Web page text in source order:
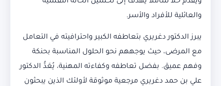
والعائلية للأفراد والأسر.
يبرز الدكتور دغريري بتعاطفه الكبير واحترافيته في التعامل
مع المرضى، حيث يوجههم نحو الحلول المناسبة بحنكة
وفهم عميق. بفضل تعاطفه وكفاءته المهنية، يُعَدُّ الدكتور
علي بن حمد دغريري مرجعية موثوقة لأولئك الذين يبحثون